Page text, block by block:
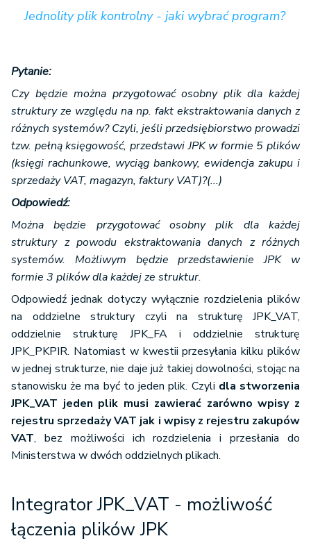
Jednolity plik kontrolny - jaki wybrać program?
Pytanie:
Czy będzie można przygotować osobny plik dla każdej
struktury ze względu na np. fakt ekstraktowania danych z
różnych systemów? Czyli, jeśli przedsiębiorstwo prowadzi
tzw. pełną księgowość, przedstawi JPK w formie 5 plików
(księgi rachunkowe, wyciąg bankowy, ewidencja zakupu i
sprzedaży VAT, magazyn, faktury VAT)?(...)
Odpowiedź:
Można będzie przygotować osobny plik dla każdej
struktury z powodu ekstraktowania danych z różnych
systemów. Możliwym będzie przedstawienie JPK w
formie 3 plików dla każdej ze struktur.
Odpowiedź jednak dotyczy wyłącznie rozdzielenia plików
na oddzielne struktury czyli na strukturę JPK_VAT,
oddzielnie strukturę JPK_FA i oddzielnie strukturę
JPK_PKPIR. Natomiast w kwestii przesyłania kilku plików
w jednej strukturze, nie daje już takiej dowolności, stojąc na
stanowisku że ma być to jeden plik. Czyli dla stworzenia
JPK_VAT jeden plik musi zawierać zarówno wpisy z
rejestru sprzedaży VAT jak i wpisy z rejestru zakupów
VAT, bez możliwości ich rozdzielenia i przesłania do
Ministerstwa w dwóch oddzielnych plikach.
Integrator JPK_VAT - możliwość
łączenia plików JPK